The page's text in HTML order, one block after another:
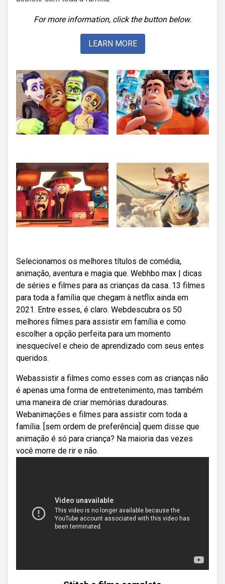
For more information, click the button below.
LEARN MORE
Selecionamos os melhores títulos de comédia,
animação, aventura e magia que. Webhbo max | dicas
de séries e filmes para as crianças da casa. 13 filmes
para toda a família que chegam à netflix ainda em
2021. Entre esses, é claro. Webdescubra os 50
melhores filmes para assistir em família e como
escolher a opção perfeita para um momento
inesquecível e cheio de aprendizado com seus entes
queridos.
Webassistir a filmes como esses com as crianças não
é apenas uma forma de entretenimento, mas também
uma maneira de criar memórias duradouras.
Webanimações e filmes para assistir com toda a
família. [sem ordem de preferência] quem disse que
animação é só para criança? Na maioria das vezes
você morre de rir e não.